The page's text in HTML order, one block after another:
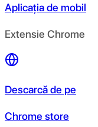
Aplicația de mobil
Extensie Chrome
Descarcă de pe
Chrome store